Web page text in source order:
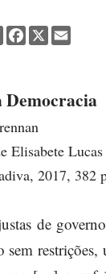
Partilhar
Facebook
X
Democracia
Elisabete Lucas
2017, 382
de
sem